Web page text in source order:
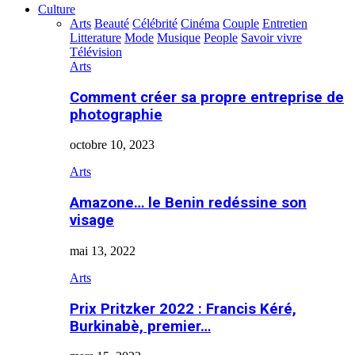
Culture
Arts Beauté Célébrité Cinéma Couple Entretien
Litterature Mode Musique People Savoir vivre
Télévision
Arts
Comment créer sa propre entreprise de
photographie
octobre 10, 2023
Arts
Amazone… le Benin redéssine son
visage
mai 13, 2022
Arts
Prix Pritzker 2022 : Francis Kéré,
Burkinabè, premier…